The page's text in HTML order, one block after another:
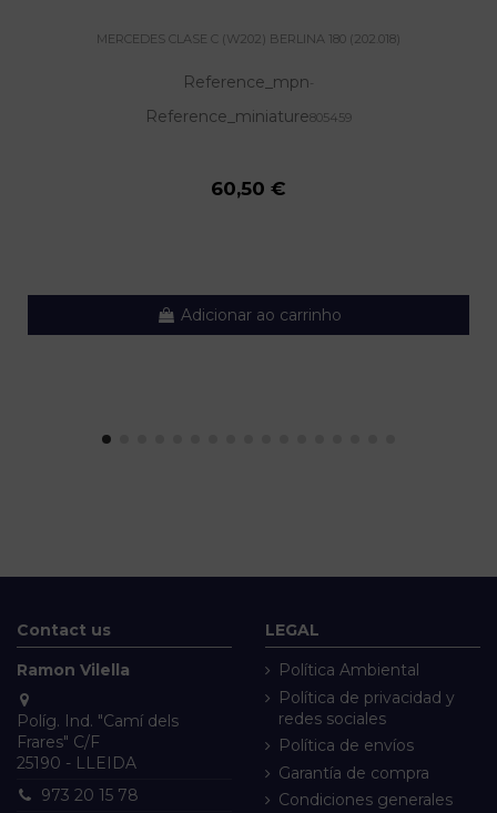
MERCEDES CLASE C (W202) BERLINA 180 (202.018)
Reference_mpn-
Reference_miniature805459
60,50 €
Adicionar ao carrinho
Contact us
Ramon Vilella
Políg. Ind. "Camí dels
Frares" C/F
25190 - LLEIDA
973 20 15 78
LEGAL
Política Ambiental
Política de privacidad y
redes sociales
Política de envíos
Garantía de compra
Condiciones generales